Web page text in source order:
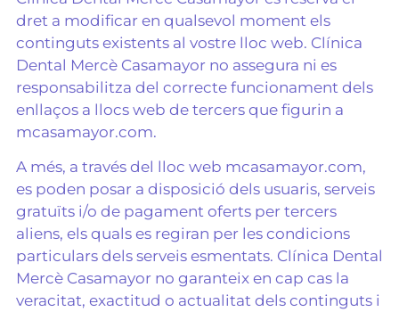
dret a modificar en qualsevol moment els
continguts existents al vostre lloc web. Clínica
Dental Mercè Casamayor no assegura ni es
responsabilitza del correcte funcionament dels
enllaços a llocs web de tercers que figurin a
mcasamayor.com.
A més, a través del lloc web mcasamayor.com,
es poden posar a disposició dels usuaris, serveis
gratuïts i/o de pagament oferts per tercers
aliens, els quals es regiran per les condicions
particulars dels serveis esmentats. Clínica Dental
Mercè Casamayor no garanteix en cap cas la
veracitat, exactitud o actualitat dels continguts i